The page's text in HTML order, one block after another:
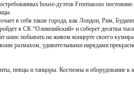
house-дуэтов Freemasons
в себя такие города, как Лондон, Рим,
в СК “Олимпийский» и соберет десятки
шанс побывать на живом концерте своего кумира
размахом, удивительными нарядами
певцы и танцоры. Костюмы и оборудование к